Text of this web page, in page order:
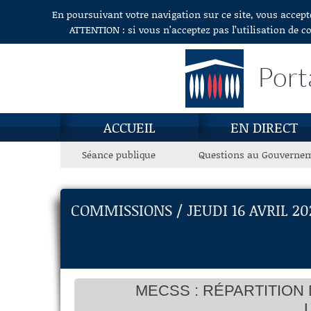
Aller au contenuEn poursuivant votre navigation sur ce site, vous
ATTENTION : si vous n’acceptez pas l’utilisation
ACCUEIL EN DIRECT
Séance publique Questions au
COMMISSIONS / JEUDI 16 AVRIL
MECSS :